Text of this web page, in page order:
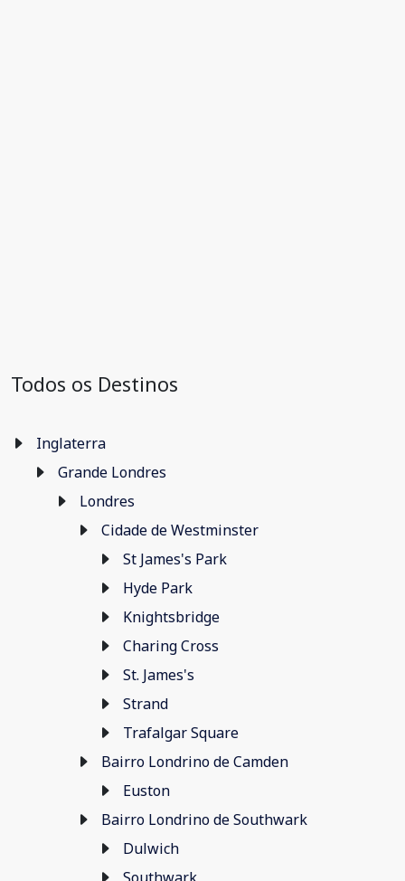
Todos os Destinos
Inglaterra
Grande Londres
Londres
Cidade de Westminster
St James's Park
Hyde Park
Knightsbridge
Charing Cross
St. James's
Strand
Trafalgar Square
Bairro Londrino de Camden
Euston
Bairro Londrino de Southwark
Dulwich